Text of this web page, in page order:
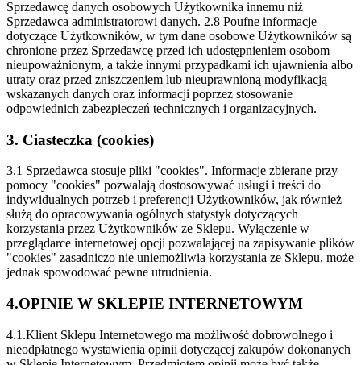
Sprzedawcę danych osobowych Użytkownika innemu niż
Sprzedawca administratorowi danych. 2.8 Poufne informacje
dotyczące Użytkowników, w tym dane osobowe Użytkowników są
chronione przez Sprzedawcę przed ich udostępnieniem osobom
nieupoważnionym, a także innymi przypadkami ich ujawnienia albo
utraty oraz przed zniszczeniem lub nieuprawnioną modyfikacją
wskazanych danych oraz informacji poprzez stosowanie
odpowiednich zabezpieczeń technicznych i organizacyjnych.
3. Ciasteczka (cookies)
3.1 Sprzedawca stosuje pliki "cookies". Informacje zbierane przy
pomocy "cookies" pozwalają dostosowywać usługi i treści do
indywidualnych potrzeb i preferencji Użytkowników, jak również
służą do opracowywania ogólnych statystyk dotyczących
korzystania przez Użytkowników ze Sklepu. Wyłączenie w
przeglądarce internetowej opcji pozwalającej na zapisywanie plików
"cookies" zasadniczo nie uniemożliwia korzystania ze Sklepu, może
jednak spowodować pewne utrudnienia.
4.OPINIE W SKLEPIE INTERNETOWYM
4.1.Klient Sklepu Internetowego ma możliwość dobrowolnego i
nieodpłatnego wystawienia opinii dotyczącej zakupów dokonanych